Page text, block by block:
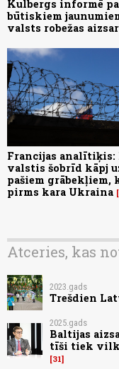
Kulbergs informē
būtiskiem
valsts robežas
Francijas analītiķis:
valstis šobrīd kāpj
pašiem grābekļiem,
pirms kara Ukraina
Atceries, kas
2023.gads
Trešdien
2025.gads
Baltijas
tīši tiek
31